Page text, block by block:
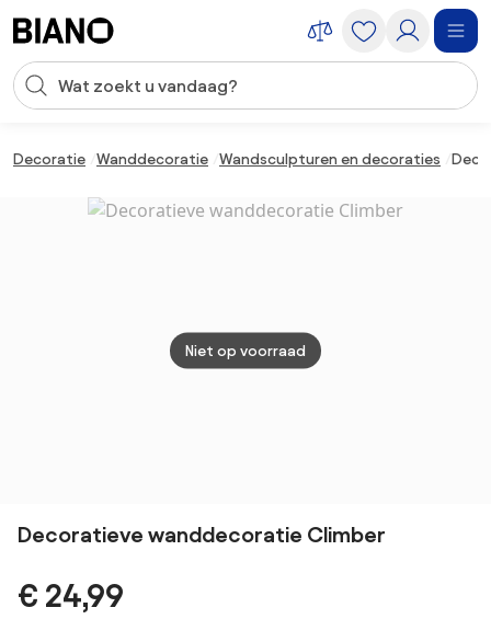
Zoekopdracht invoeren
Decoratie Wanddecoratie Wandsculpturen en decoraties
Niet op voorraad
Decoratieve wanddecoratie Climber
€ 24,99